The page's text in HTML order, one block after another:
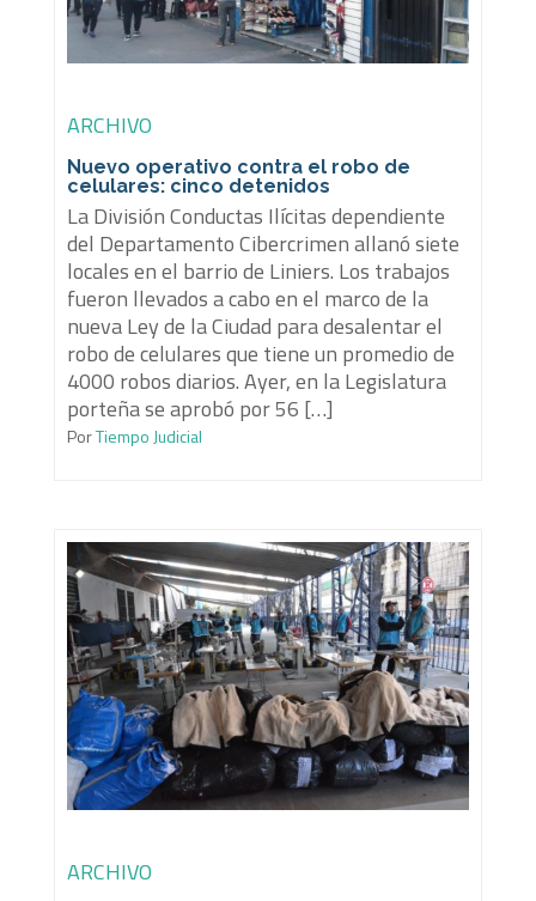
ARCHIVO
Nuevo operativo contra el robo de
celulares: cinco detenidos
La División Conductas Ilícitas dependiente
del Departamento Cibercrimen allanó siete
locales en el barrio de Liniers. Los trabajos
fueron llevados a cabo en el marco de la
nueva Ley de la Ciudad para desalentar el
robo de celulares que tiene un promedio de
4000 robos diarios. Ayer, en la Legislatura
porteña se aprobó por 56 […]
PorTiempo Judicial
ARCHIVO